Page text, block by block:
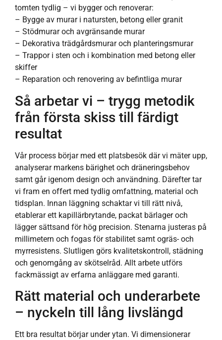
tomten tydlig – vi bygger och renoverar:
– Bygge av murar i natursten, betong eller granit
– Stödmurar och avgränsande murar
– Dekorativa trädgårdsmurar och planteringsmurar
– Trappor i sten och i kombination med betong eller
skiffer
– Reparation och renovering av befintliga murar
Så arbetar vi – trygg metodik
från första skiss till färdigt
resultat
Vår process börjar med ett platsbesök där vi mäter upp,
analyserar markens bärighet och dräneringsbehov
samt går igenom design och användning. Därefter tar
vi fram en offert med tydlig omfattning, material och
tidsplan. Innan läggning schaktar vi till rätt nivå,
etablerar ett kapillärbrytande, packat bärlager och
lägger sättsand för hög precision. Stenarna justeras på
millimetern och fogas för stabilitet samt ogräs- och
myrresistens. Slutligen görs kvalitetskontroll, städning
och genomgång av skötselråd. Allt arbete utförs
fackmässigt av erfarna anläggare med garanti.
Rätt material och underarbete
– nyckeln till lång livslängd
Ett bra resultat börjar under ytan. Vi dimensionerar